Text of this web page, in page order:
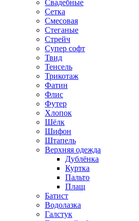
Свадебные
Сетка
Смесовая
Стеганые
Стрейч
Супер софт
Твид
Тенсель
Трикотаж
Фатин
Флис
Футер
Хлопок
Шёлк
Шифон
Штапель
Верхняя одежда
Дублёнка
Куртка
Пальто
Плащ
Батист
Водолазка
Галстук